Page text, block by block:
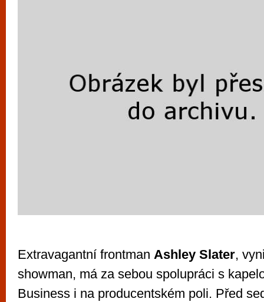
Extravagantní frontman Ashley Slater,
showman, má za sebou spolupráci s
Business i na producentském poli. Před